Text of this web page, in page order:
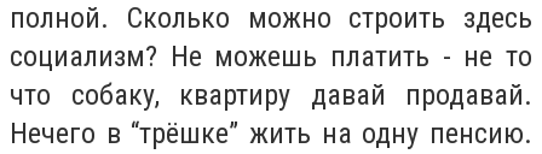
полной. Сколько можно строить здесь
социализм? Не можешь платить - не то
что собаку, квартиру давай продавай.
Нечего в “трёшке” жить на одну пенсию.